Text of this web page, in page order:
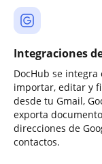
Integraciones
DocHub se integra
importar, editar y
desde tu Gmail,
exporta
direcciones de
contactos.